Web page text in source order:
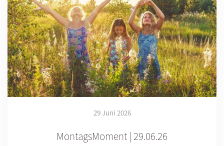
29 Juni 2026
MontagsMoment | 29.06.26